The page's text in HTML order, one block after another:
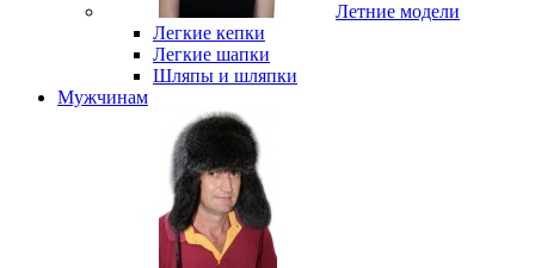
Летние модели
Легкие кепки
Легкие шапки
Шляпы и шляпки
Мужчинам